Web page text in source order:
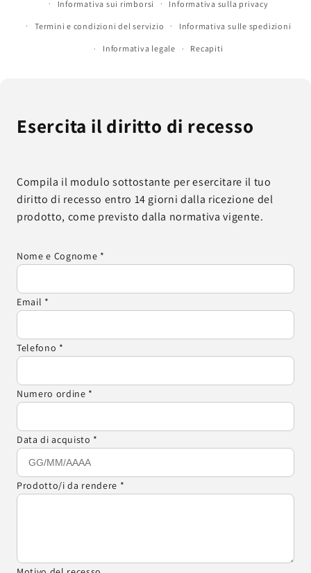
Informativa sui rimborsi
Informativa sulla privacy
Termini e condizioni del servizio Informativa sulle spedizioni
Informativa legale Recapiti
Esercita il diritto di recesso
Compila il modulo sottostante per esercitare il tuo
diritto di recesso entro 14 giorni dalla ricezione del
prodotto, come previsto dalla normativa vigente.
Nome e Cognome *
Email *
Telefono *
Numero ordine *
Data di acquisto *
Prodotto/i da rendere *